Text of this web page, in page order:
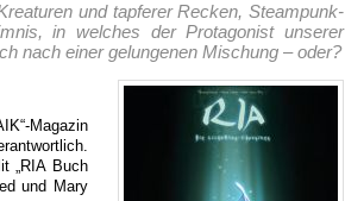
und tapferer Recken, Steampunk-
in welches der Protagonist unserer
nach einer gelungenen Mischung – oder?
Magazin
„RIA Buch
und Mary